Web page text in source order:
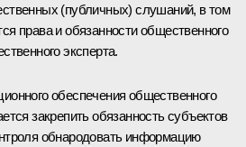
(публичных) слушаний, в том
права и обязанности общественного
эксперта.
обеспечения общественного
закрепить обязанность субъектов
обнародовать информацию